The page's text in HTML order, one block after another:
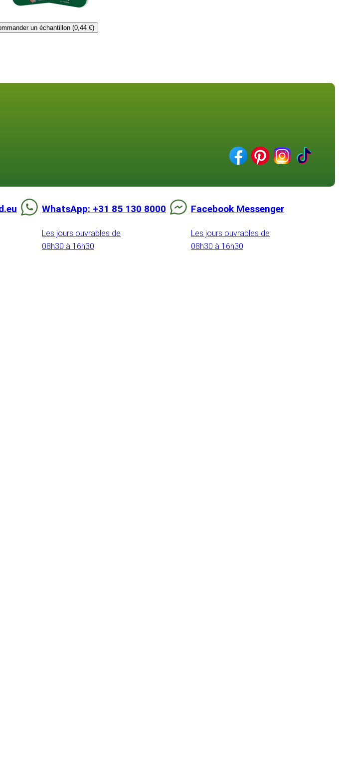
un échantillon (0,44 €)
WhatsApp: +31 85 130 8000
Les jours ouvrables de
08h30 à 16h30
Facebook Messenger
Les jours ouvrables de
08h30 à 16h30